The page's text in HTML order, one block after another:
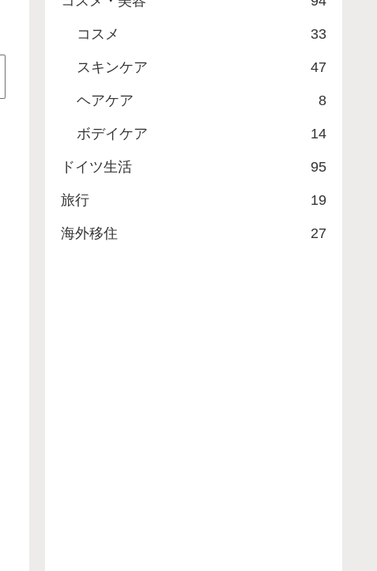
コスメ 33
スキンケア 47
ヘアケア 8
ボデイケア 14
ドイツ生活 95
旅行 19
海外移住 27